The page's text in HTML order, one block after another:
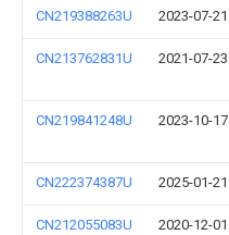
CN219388263U 2023-07-21
CN213762831U 2021-07-23
CN219841248U 2023-10-17
CN222374387U 2025-01-21
CN212055083U 2020-12-01